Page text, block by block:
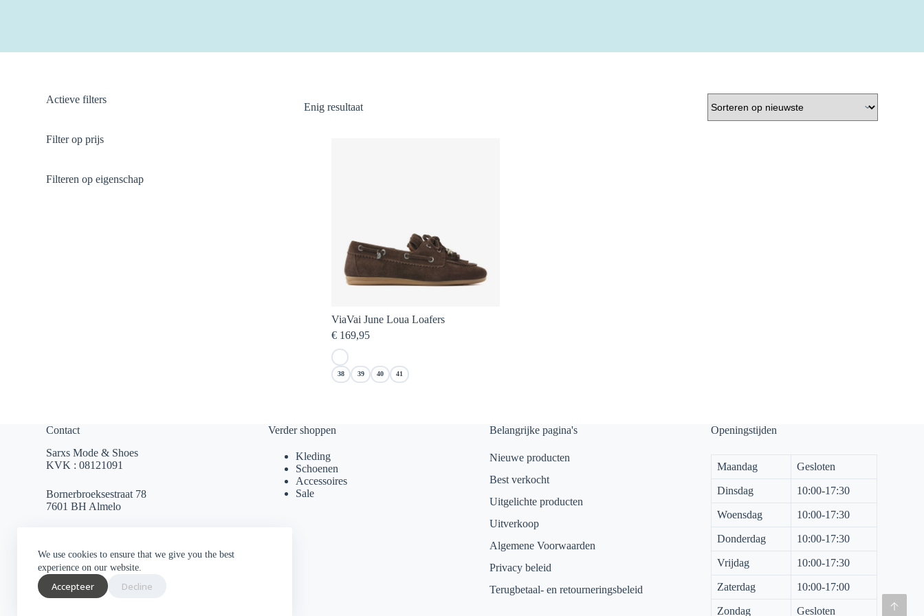
We use cookies to ensure that we give you the best
experience on our website.
Accepteer Decline
Enig resultaat
ViaVai June Loua Loafers
€ 169,95
38 39 40 41
Actieve filters
Filter op prijs
Filteren op eigenschap
Contact
Sarxs Mode & Shoes
KVK : 08121091
Bornerbroeksestraat 78
7601 BH Almelo
0546 812 230
Socials
Verder shoppen
Kleding
Schoenen
Accessoires
Sale
Belangrijke pagina's
Nieuwe producten
Best verkocht
Uitgelichte producten
Uitverkoop
Algemene Voorwaarden
Privacy beleid
Terugbetaal- en retourneringsbeleid
Openingstijden
Maandag Gesloten
Dinsdag 10:00-17:30
Woensdag 10:00-17:30
Donderdag 10:00-17:30
Vrijdag 10:00-17:30
Zaterdag 10:00-17:00
Zondag Gesloten